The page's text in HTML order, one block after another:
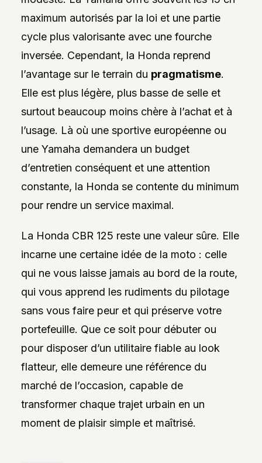
maximum autorisés par la loi et une partie
cycle plus valorisante avec une fourche
inversée. Cependant, la Honda reprend
l’avantage sur le terrain du pragmatisme.
Elle est plus légère, plus basse de selle et
surtout beaucoup moins chère à l’achat et à
l’usage. Là où une sportive européenne ou
une Yamaha demandera un budget
d’entretien conséquent et une attention
constante, la Honda se contente du minimum
pour rendre un service maximal.
La Honda CBR 125 reste une valeur sûre. Elle
incarne une certaine idée de la moto : celle
qui ne vous laisse jamais au bord de la route,
qui vous apprend les rudiments du pilotage
sans vous faire peur et qui préserve votre
portefeuille. Que ce soit pour débuter ou
pour disposer d’un utilitaire fiable au look
flatteur, elle demeure une référence du
marché de l’occasion, capable de
transformer chaque trajet urbain en un
moment de plaisir simple et maîtrisé.